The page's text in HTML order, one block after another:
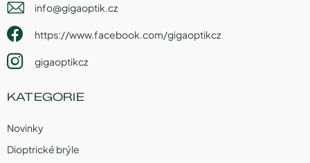
info@gigaoptik.cz
https://www.facebook.com/gigaoptikcz
gigaoptikcz
KATEGORIE
Novinky
Dioptrické brýle